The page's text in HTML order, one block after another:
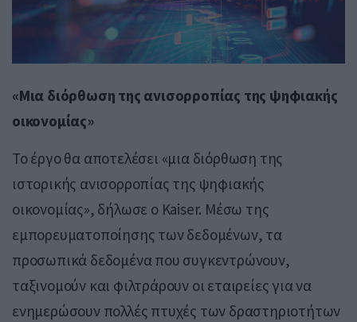
«Mια διόρθωση της ανισορροπίας της ψηφιακής
οικονομίας»
Το έργο θα αποτελέσει «μια διόρθωση της
ιστορικής ανισορροπίας της ψηφιακής
οικονομίας», δήλωσε ο Kaiser. Μέσω της
εμπορευματοποίησης των δεδομένων, τα
προσωπικά δεδομένα που συγκεντρώνουν,
ταξινομούν και φιλτράρουν οι εταιρείες για να
ενημερώσουν πολλές πτυχές των δραστηριοτήτων